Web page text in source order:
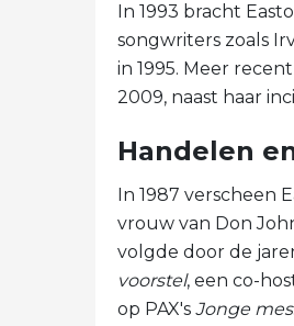
In 1993 bracht
songwriters zoals
in 1995. Meer
2009, naast haar
Handelen
In 1987 verscheen
vrouw van Don
volgde door de
voorstel, een co-
op PAX's Jonge